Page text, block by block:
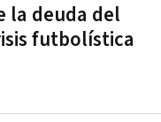
la deuda del
futbolística